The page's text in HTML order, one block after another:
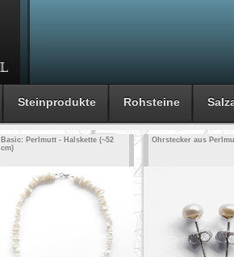
Steinprodukte Rohsteine
Basic: Perlmutt - Halskette (~52
cm)
Ohrstecker aus